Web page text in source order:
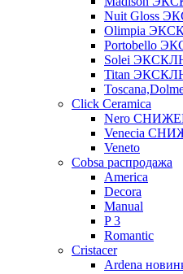
Nuit Gloss
Olimpia
Portobello
Solei
Titan
Cliсk Ceramica
Nero
Venecia
Veneto
Cobsa распродажа
America
Decora
Manual
P 3
Romantic
Cristacer
Ardena